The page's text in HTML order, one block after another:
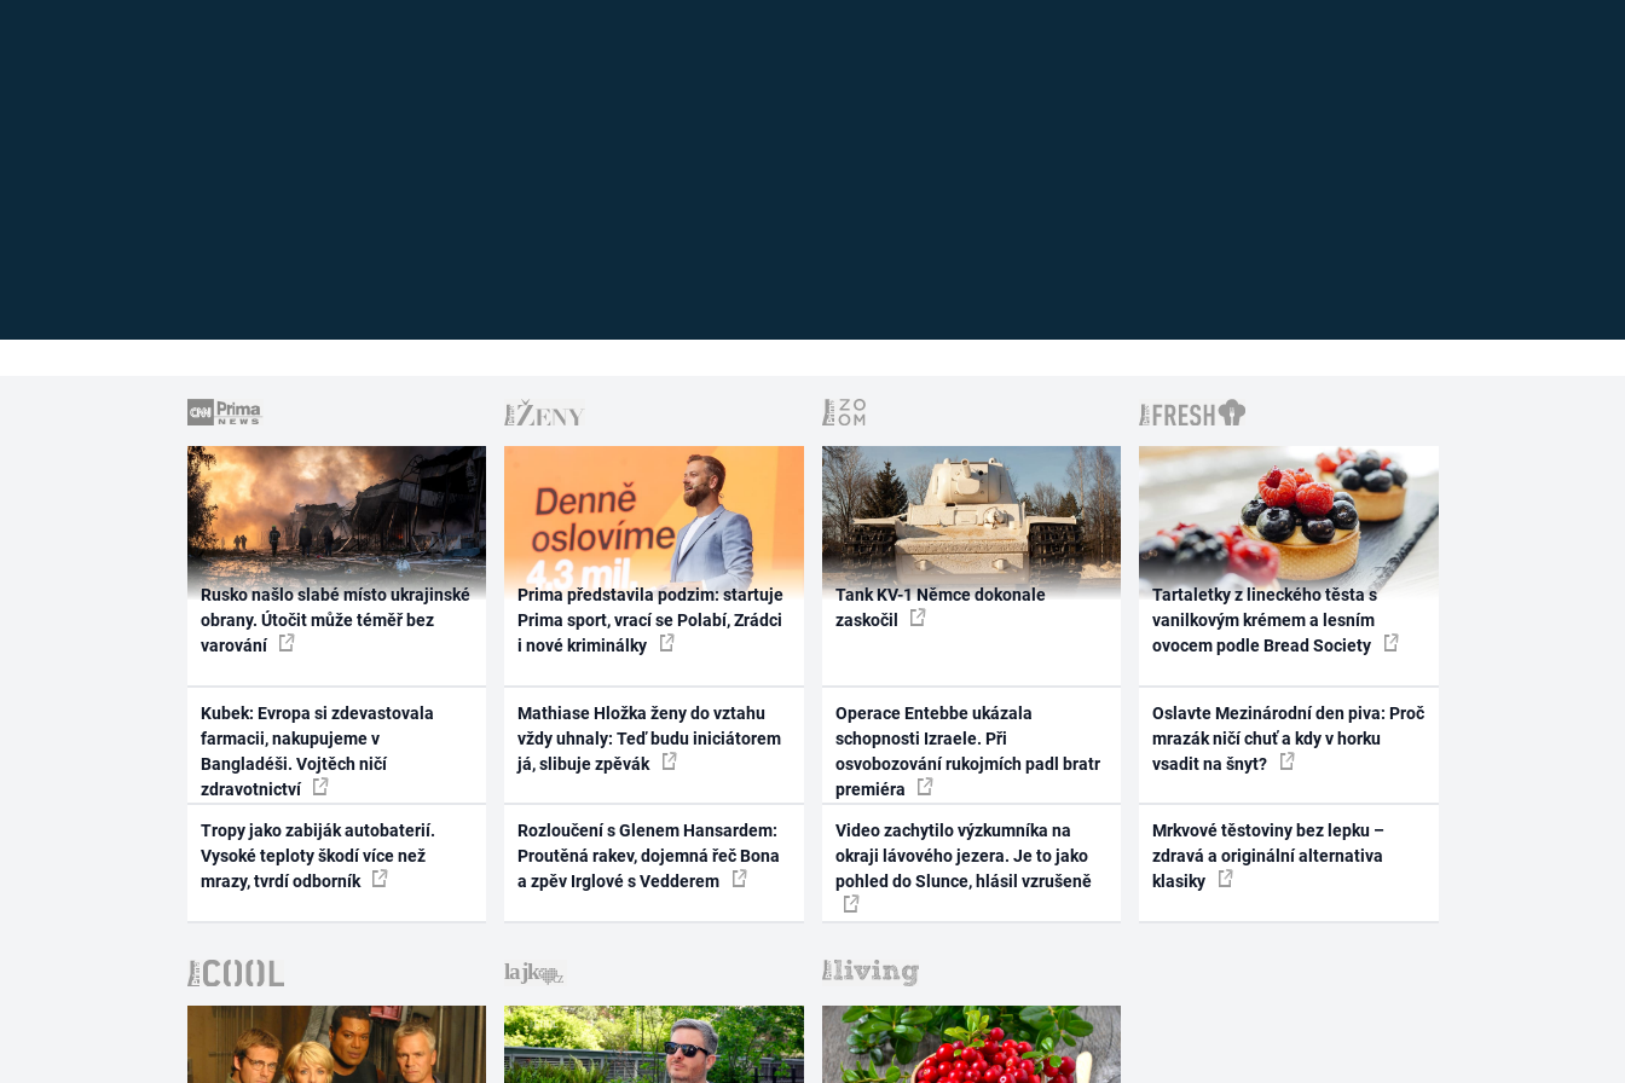
Rusko našlo slabé místo ukrajinské
obrany. Útočit může téměř bez
varování
Kubek: Evropa si zdevastovala
farmacii, nakupujeme v
Bangladéši. Vojtěch ničí
zdravotnictví
Tropy jako zabiják autobaterií.
Vysoké teploty škodí více než
mrazy, tvrdí odborník
Prima představila podzim: startuje
Prima sport, vrací se Polabí, Zrádci
i nové kriminálky
Mathiase Hložka ženy do vztahu
vždy uhnaly: Teď budu iniciátorem
já, slibuje zpěvák
Rozloučení s Glenem Hansardem:
Proutěná rakev, dojemná řeč Bona
a zpěv Irglové s Vedderem
Tank KV-1 Němce dokonale
zaskočil
Operace Entebbe ukázala
schopnosti Izraele. Při
osvobozování rukojmích padl bratr
premiéra
Video zachytilo výzkumníka na
okraji lávového jezera. Je to jako
pohled do Slunce, hlásil vzrušeně
Tartaletky z lineckého těsta s
vanilkovým krémem a lesním
ovocem podle Bread Society
Oslavte Mezinárodní den piva: Proč
mrazák ničí chuť a kdy v horku
vsadit na šnyt?
Mrkvové těstoviny bez lepku –
zdravá a originální alternativa
klasiky